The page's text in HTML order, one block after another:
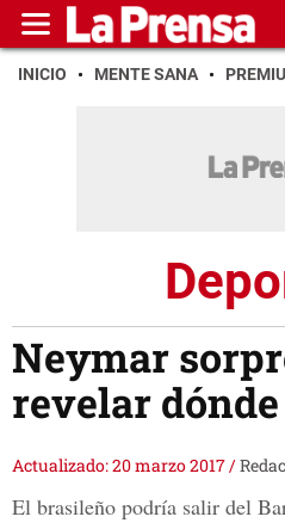
INICIO MENTE SANA
Neymar
revelar
Actualizado: 20 marzo 2017/
El brasileño podría salir del